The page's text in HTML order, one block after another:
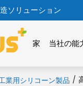
ソリューション
家 当社の能
業用シリコーン製品 /